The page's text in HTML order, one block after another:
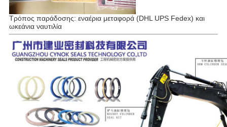
Τρόπος παράδοσης: εναέρια μεταφορά (DHL UPS Fedex) και
ωκεάνια ναυτιλία